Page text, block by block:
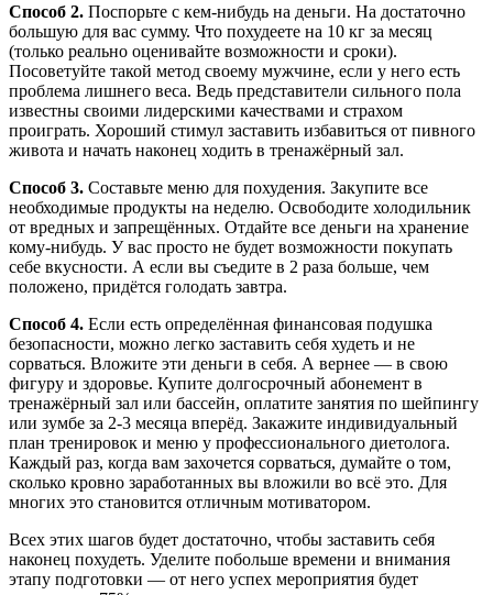
Способ 2. Поспорьте с кем-нибудь на деньги. На достаточно
большую для вас сумму. Что похудеете на 10 кг за месяц
(только реально оценивайте возможности и сроки).
Посоветуйте такой метод своему мужчине, если у него есть
проблема лишнего веса. Ведь представители сильного пола
известны своими лидерскими качествами и страхом
проиграть. Хороший стимул заставить избавиться от пивного
живота и начать наконец ходить в тренажёрный зал.
Способ 3. Составьте меню для похудения. Закупите все
необходимые продукты на неделю. Освободите холодильник
от вредных и запрещённых. Отдайте все деньги на хранение
кому-нибудь. У вас просто не будет возможности покупать
себе вкусности. А если вы съедите в 2 раза больше, чем
положено, придётся голодать завтра.
Способ 4. Если есть определённая финансовая подушка
безопасности, можно легко заставить себя худеть и не
сорваться. Вложите эти деньги в себя. А вернее — в свою
фигуру и здоровье. Купите долгосрочный абонемент в
тренажёрный зал или бассейн, оплатите занятия по шейпингу
или зумбе за 2-3 месяца вперёд. Закажите индивидуальный
план тренировок и меню у профессионального диетолога.
Каждый раз, когда вам захочется сорваться, думайте о том,
сколько кровно заработанных вы вложили во всё это. Для
многих это становится отличным мотиватором.
Всех этих шагов будет достаточно, чтобы заставить себя
наконец похудеть. Уделите побольше времени и внимания
этапу подготовки — от него успех мероприятия будет